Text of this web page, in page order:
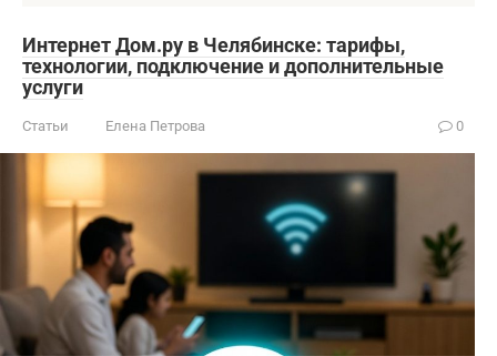
Интернет Дом.ру в Челябинске: тарифы,
технологии, подключение и дополнительные
услуги
Статьи Елена Петрова 0